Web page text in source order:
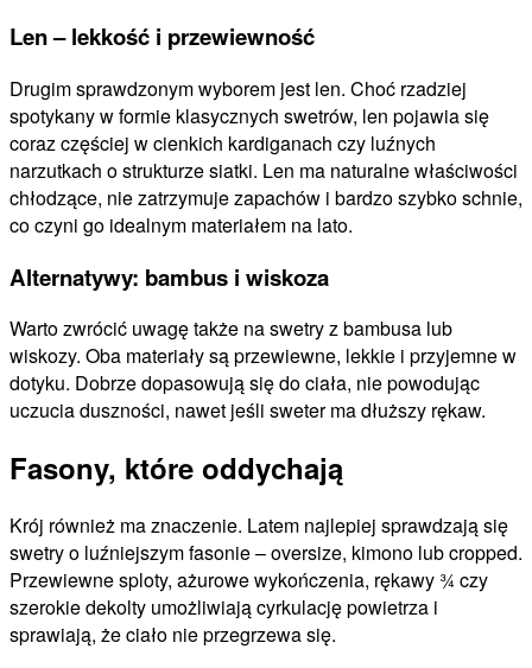
Len – lekkość i przewiewność
Drugim sprawdzonym wyborem jest len. Choć rzadziej
spotykany w formie klasycznych swetrów, len pojawia się
coraz częściej w cienkich kardiganach czy luźnych
narzutkach o strukturze siatki. Len ma naturalne właściwości
chłodzące, nie zatrzymuje zapachów i bardzo szybko schnie,
co czyni go idealnym materiałem na lato.
Alternatywy: bambus i wiskoza
Warto zwrócić uwagę także na swetry z bambusa lub
wiskozy. Oba materiały są przewiewne, lekkie i przyjemne w
dotyku. Dobrze dopasowują się do ciała, nie powodując
uczucia duszności, nawet jeśli sweter ma dłuższy rękaw.
Fasony, które oddychają
Krój również ma znaczenie. Latem najlepiej sprawdzają się
swetry o luźniejszym fasonie – oversize, kimono lub cropped.
Przewiewne sploty, ażurowe wykończenia, rękawy ¾ czy
szerokie dekolty umożliwiają cyrkulację powietrza i
sprawiają, że ciało nie przegrzewa się.